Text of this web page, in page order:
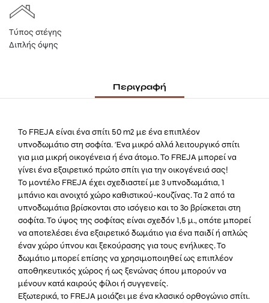
Τύπος στέγης
Διπλής όψης
Περιγραφή
Το FREJA είναι ένα σπίτι 50 m2 με ένα επιπλέον
υπνοδωμάτιο στη σοφίτα. Ένα μικρό αλλά λειτουργικό σπίτι
για μια μικρή οικογένεια ή ένα άτομο. Το FREJA μπορεί να
γίνει ένα εξαιρετικό πρώτο σπίτι για την οικογένειά σας!
Το μοντέλο FREJA έχει σχεδιαστεί με 3 υπνοδωμάτια, 1
μπάνιο και ανοιχτό χώρο καθιστικού-κουζίνας. Τα 2 από τα
υπνοδωμάτια βρίσκονται στο ισόγειο και το 3ο βρίσκεται στη
σοφίτα. Το ύψος της σοφίτας είναι σχεδόν 1,5 μ., οπότε μπορεί
να αποτελέσει ένα εξαιρετικό δωμάτιο για ένα παιδί ή απλώς
έναν χώρο ύπνου και ξεκούρασης για τους ενήλικες. Το
δωμάτιο μπορεί επίσης να χρησιμοποιηθεί ως επιπλέον
αποθηκευτικός χώρος ή ως ξενώνας όπου μπορούν να
μένουν κατά καιρούς φίλοι ή συγγενείς.
Εξωτερικά, το FREJA μοιάζει με ένα κλασικό ορθογώνιο σπίτι.